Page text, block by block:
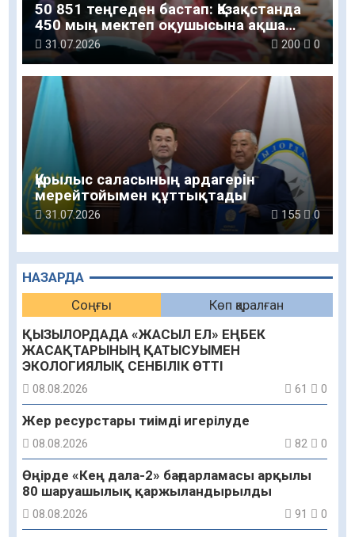
НАЗАРДА
Соңғы
Көп қаралған
ҚЫЗЫЛОРДАДА «ЖАСЫЛ ЕЛ» ЕҢБЕК
ЖАСАҚТАРЫНЫҢ ҚАТЫСУЫМЕН
ЭКОЛОГИЯЛЫҚ СЕНБІЛІК ӨТТІ
08.08.2026 61 0
Жер ресурстары тиімді игерілуде
08.08.2026 82 0
Өңірде «Кең дала-2» бағдарламасы арқылы
80 шаруашылық қаржыландырылды
08.08.2026 91 0
50 851 теңгеден бастап: Қазақстанда
450 мың мектеп оқушысына ақша
беріледі
31.07.2026 200 0
Құрылыс саласының ардагерін
мерейтойымен құттықтады
31.07.2026 155 0